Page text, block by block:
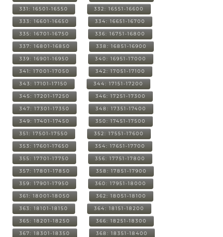
331: 16501-16550 332: 16551-16600
333: 16601-16650 334: 16651-16700
335: 16701-16750 336: 16751-16800
337: 16801-16850 338: 16851-16900
339: 16901-16950 340: 16951-17000
341: 17001-17050 342: 17051-17100
343: 17101-17150 344: 17151-17200
345: 17201-17250 346: 17251-17300
347: 17301-17350 348: 17351-17400
349: 17401-17450 350: 17451-17500
351: 17501-17550 352: 17551-17600
353: 17601-17650 354: 17651-17700
355: 17701-17750 356: 17751-17800
357: 17801-17850 358: 17851-17900
359: 17901-17950 360: 17951-18000
361: 18001-18050 362: 18051-18100
363: 18101-18150 364: 18151-18200
365: 18201-18250 366: 18251-18300
367: 18301-18350 368: 18351-18400